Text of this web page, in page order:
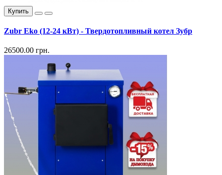
Купить
Zubr Eko (12-24 кВт) - Твердотопливный котел Зубр
26500.00 грн.